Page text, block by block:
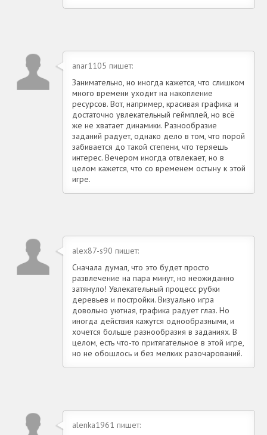
anar1105 пишет:
Занимательно, но иногда кажется, что слишком
много времени уходит на накопление
ресурсов. Вот, например, красивая графика и
достаточно увлекательный геймплей, но всё
же не хватает динамики. Разнообразие
заданий радует, однако дело в том, что порой
забивается до такой степени, что теряешь
интерес. Вечером иногда отвлекает, но в
целом кажется, что со временем остыну к этой
игре.
alex87-s90 пишет:
Сначала думал, что это будет просто
развлечение на пара минут, но неожиданно
затянуло! Увлекательный процесс рубки
деревьев и постройки. Визуально игра
довольно уютная, графика радует глаз. Но
иногда действия кажутся однообразными, и
хочется больше разнообразия в заданиях. В
целом, есть что-то притягательное в этой игре,
но не обошлось и без мелких разочарований.
alenka1961 пишет: